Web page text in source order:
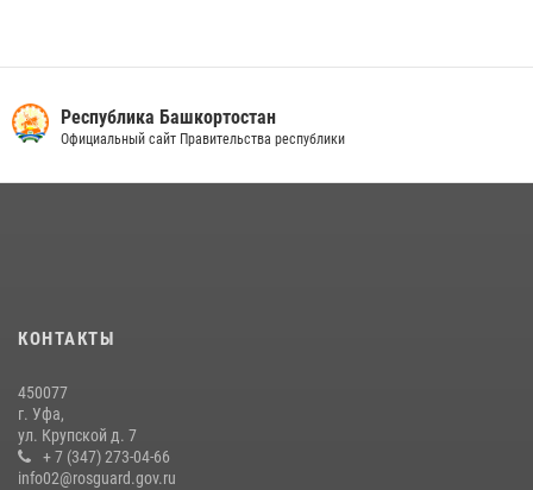
Росгвардии и фондом «Защитники Отечества»
16 июля 2026, 07:20 5
В Уфе росгвардейцы задержали пьяного дебошира, нарушавшего
покой постояльцев хостела
23 июля 2026, 12:25
Республика Башкортостан
Официальный сайт Правительства республики
КОНТАКТЫ
450077
г. Уфа,
ул. Крупской д. 7
+ 7 (347) 273-04-66
info02@rosguard.gov.ru